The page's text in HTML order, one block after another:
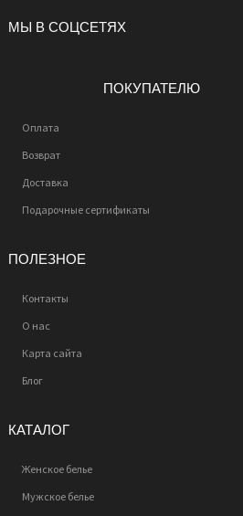
МЫ В СОЦСЕТЯХ
ПОКУПАТЕЛЮ
Оплата
Возврат
Доставка
Подарочные сертификаты
ПОЛЕЗНОЕ
Контакты
О нас
Карта сайта
Блог
КАТАЛОГ
Женское белье
Мужское белье